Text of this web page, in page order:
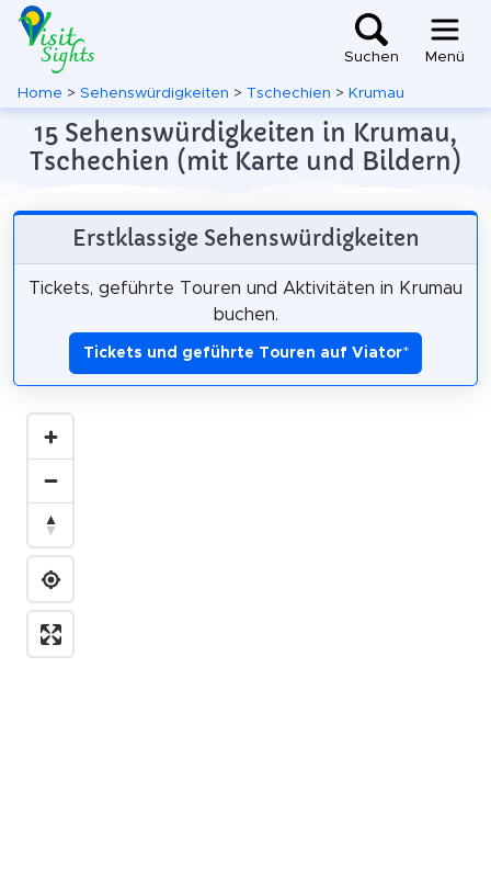
Suchen Menü
Home > Sehenswürdigkeiten > Tschechien > Krumau
15 Sehenswürdigkeiten in Krumau,
Tschechien (mit Karte und Bildern)
Erstklassige Sehenswürdigkeiten
Tickets, geführte Touren und Aktivitäten in Krumau
buchen.
Tickets und geführte Touren auf Viator*